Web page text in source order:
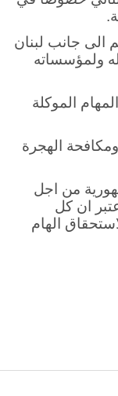
الى جانب لبنان
ولمؤسساته
الموكلة
ومكافحة الهجرة
من اجل
ان كل
الهام